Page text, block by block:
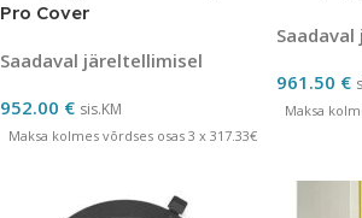
Pro Cover
Saadaval järeltellimisel
952.00 € sis.KM
Maksa kolmes võrdses osas 3 x 317.33€
961.50 €
Maksa